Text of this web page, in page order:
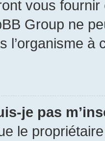
vous
Group ne
l’organisme
je pas
le